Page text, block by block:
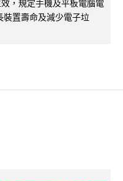
，規定手機及平板電腦電
置壽命及減少電子垃